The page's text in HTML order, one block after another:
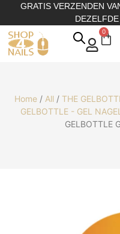
GRATIS VERZENDEN
0
Home/ All / THE
GELBOTTLE - GEL
GELBOTTLE